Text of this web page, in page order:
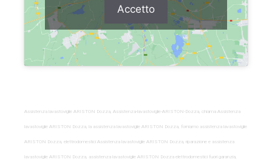
Accetto
Assistenza lavastoviglie ARISTON Dozza, Assistenza-lavastoviglie-ARISTON-Dozza, chiama Assistenza
lavastoviglie ARISTON Dozza, la assistenza lavastoviglie ARISTON Dozza, forniamo assistenza lavastoviglie
ARISTON Dozza, elettrodomestici Assistenza lavastoviglie ARISTON Dozza, riparazione e assistenza
lavastoviglie ARISTON Dozza, assistenza lavastoviglie ARISTON Dozza elettrodomestici fuori garanzia,